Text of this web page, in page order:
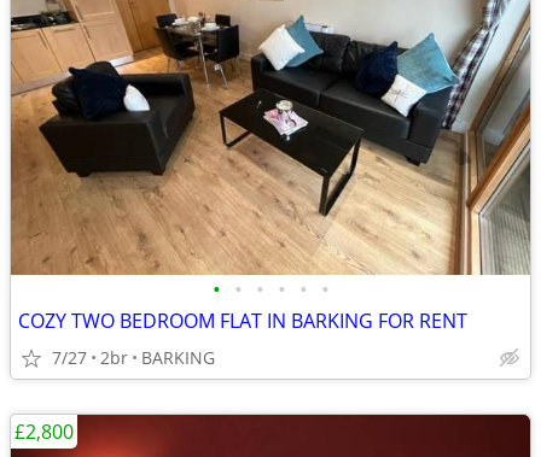
• • • • • •
COZY TWO BEDROOM FLAT IN BARKING FOR RENT
7/27 2br BARKING
£2,800